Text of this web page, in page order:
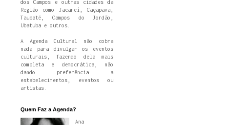
dos Campos e outras cidades da
Região como Jacareí, Caçapava,
Taubaté, Campos do Jordão,
Ubatuba e outros.
A Agenda Cultural não cobra
nada para divulgar os eventos
culturais, fazendo dela mais
completa e democrática, não
dando preferência a
estabelecimentos, eventos ou
artistas.
Quem Faz a Agenda?
Ana